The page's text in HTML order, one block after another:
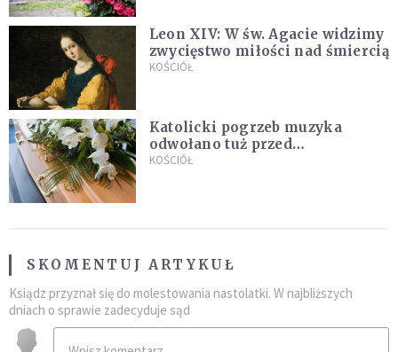
Leon XIV: W św. Agacie widzimy
zwycięstwo miłości nad śmiercią
KOŚCIÓŁ
Katolicki pogrzeb muzyka
odwołano tuż przed
uroczystością. Powodem była
KOŚCIÓŁ
SKOMENTUJ ARTYKUŁ
Ksiądz przyznał się do molestowania nastolatki. W najbliższych
dniach o sprawie zadecyduje sąd